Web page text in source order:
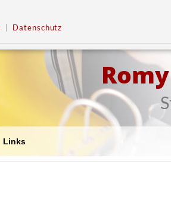
Datenschutz
Links